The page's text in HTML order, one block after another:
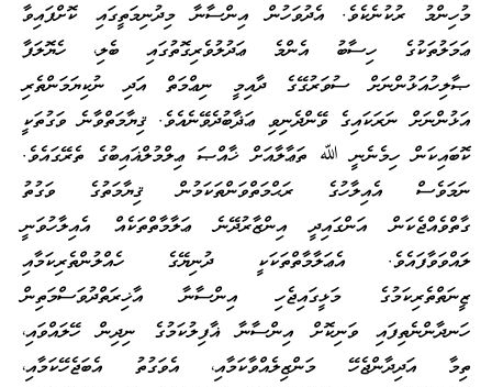
މުހިންމު ރުކުނެކެވެ. އެދުވަހުން އިންސާނާ މިދުނިމަތީގައި ކޮށްފައިވާ
ޢަމަލުތަކުގެ ހިސާބު އެންމެ ޢަދުލުވެރިގޮތުގައި ބެލި، ހެޔޮލަފާ
ޞާލިހުއަޅުންނަށް ސުވަރުގޭގެ ދާއިމީ ނިޢްމަތް އަދި ނުކިޔަމަންތެރި
އަޅުންނަށް ނަރަކައިގެ ވޭންދެނިވި ޢަޛާބުދެވޭނެއެވެ. ޤިޔާމަތްވާނެ ވަގުތަކީ
ކޮބައިކަން ހިމެނެނީ ﷲ ތަޢާލާއަށް ޚާއްޞަ ޢިލްމުލްޣައިބުގެ ތެރޭގައެވެ.
ނަމަވެސް އެއިލާހުގެ ރަޙްމަތްވަންތަކަމުން ޤިޔާމަތުގެ ވަގުތު
ގާތްވެއްޖެކަން އަންގައިދީ އިންޒާރުދޭނެ ޢަލާމާތްތަކެއް އެއިލާހުވަނީ
ލައްވަވާފައެވެ. އެޢަލާމާތްތަކަކީ ދުނިޔޭގެ ހެއްލުންތެރިކަމާއި
ޒީނަތްތެރިކަމުގެ މަޅީގައިޖެހި އިންސާނާ އާޚިރަތްދުވަސްމަތިން
ހަނދާންނެތިފައި ވަނިކޮށް އިންސާނާ ޣާފިލުކަމުގެ ނިދިން ހޭލައްވައި،
ތިމާ އަދިދާންޖެހޭ މަންޒިލެއްވާކަމާއި، އެވަގުތު އެބަޖެހޭކަމާއި،